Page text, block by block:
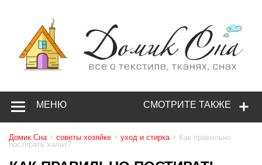
СМОТРИТЕ ТАКЖЕ
МЕНЮ
Домик Сна > советы хозяйке > уход и стирка > Как правильно
постирать халат?